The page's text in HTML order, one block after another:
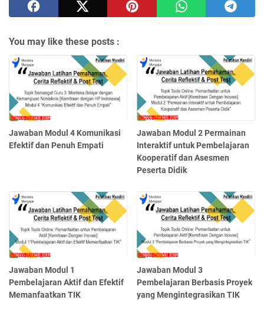
You may like these posts :
Jawaban Modul 4 Komunikasi
Efektif dan Penuh Empati
Jawaban Modul 2 Permainan
Interaktif untuk Pembelajaran
Kooperatif dan Asesmen
Peserta Didik
Jawaban Modul 1
Pembelajaran Aktif dan Efektif
Memanfaatkan TIK
Jawaban Modul 3
Pembelajaran Berbasis Proyek
yang Mengintegrasikan TIK